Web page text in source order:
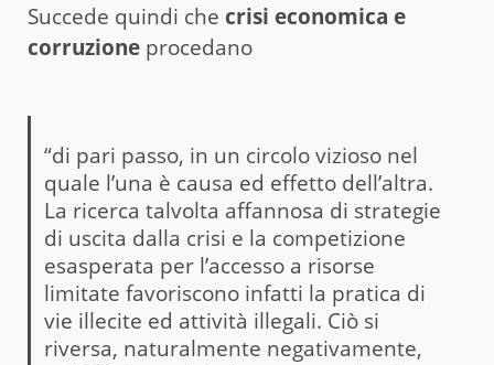
Succede quindi che crisi economica e
corruzione procedano
“di pari passo, in un circolo vizioso nel
quale l’una è causa ed effetto dell’altra.
La ricerca talvolta affannosa di strategie
di uscita dalla crisi e la competizione
esasperata per l’accesso a risorse
limitate favoriscono infatti la pratica di
vie illecite ed attività illegali. Ciò si
riversa, naturalmente negativamente,